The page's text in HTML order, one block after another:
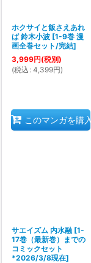
ホクサイと飯さえあれ
ば 鈴木小波 [1-9巻 漫
画全巻セット/完結]
3,999円(税別)
(税込 : 4,399円)
このマンガを購入
サエイズム 内水融 [1-
17巻（最新巻）までの
コミックセット
*2026/3/8現在]